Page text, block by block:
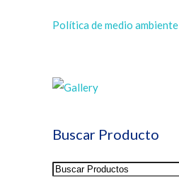
Política de medio ambiente
Buscar Producto